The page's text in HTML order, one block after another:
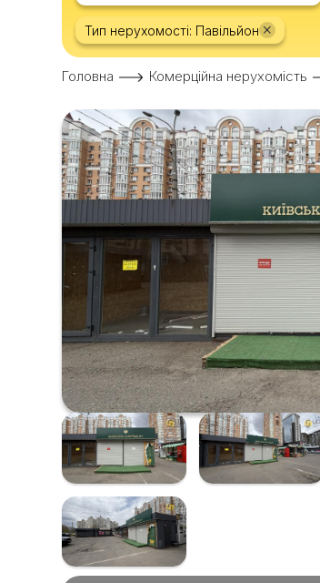
Тип нерухомості: Павільйон ×
Головна Комерційна нерухомість